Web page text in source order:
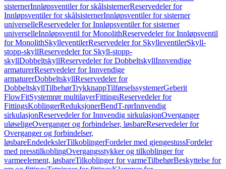
sisternerInnløpsventiler for skålsisternerReservedeler for
Innløpsventiler for skålsisternerInnløpsventiler for sisterner
universelleReservedeler for Innløpsventiler for sisterner
universelleInnløpsventil for MonolithReservedeler for Innløpsventil
for MonolithSkylleventilerReservedeler for SkylleventilerSkyll-
stopp-skyllReservedeler for Skyll-stopp-
skyllDobbeltskyllReservedeler for DobbeltskyllInnvendige
armaturerReservedeler for Innvendige
armaturerDobbeltskyllReservedeler for
DobbeltskyllTilbehørTrykknappTilførselssystemerGeberit
FlowFitSystemrør multilayerFittingsReservedeler for
FittingsKoblingerReduksjonerBendT-rørInnvendig
sirkulasjonReservedeler for Innvendig sirkulasjonOverganger
uløseligeOverganger og forbindelser, løsbareReservedeler for
Overganger og forbindelser,
løsbareEndedekslerTilkoblingerFordeler med gjengestussFordeler
med presstilkoblingOvergangsstykker og tilkoblinger for
varmeelement, løsbareTilkoblinger for varmeTilbehørBeskyttelse for